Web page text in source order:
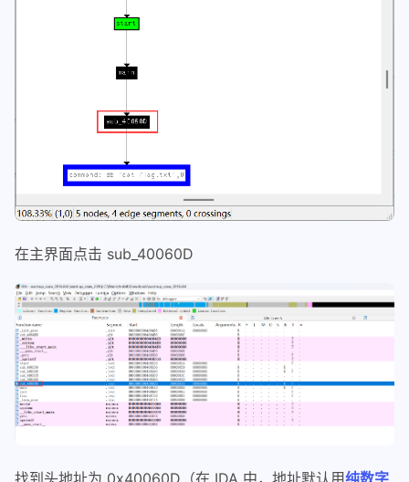
在主界面点击 sub_40060D
找到头地址为 0x40060D（在 IDA 中，地址默认用纯数字